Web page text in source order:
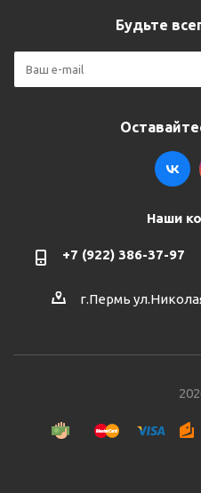
Будьте
Наши
+7 (922) 386-37-97
г.Пермь